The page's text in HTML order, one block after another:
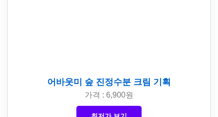
어바웃미 숲 진정수분 크림 기획
가격 : 6,900원